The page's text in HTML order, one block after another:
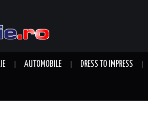
AUTOMOBILE DRESS TO IMPRESS